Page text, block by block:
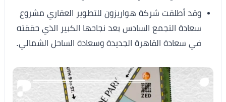
وقد أطلقت شركة هواريزون للتطوير العقاري مشروع
سعادة التجمع السادس بعد نجاحها الكبير الذي حققته
في سعادة القاهرة الجديدة وسعادة الساحل الشمالي.